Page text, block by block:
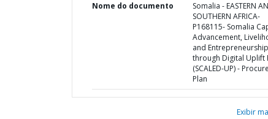
Nome do documento
Somalia - EASTERN
SOUTHERN AFRICA-
P168115- Somalia
Advancement,
and
through Digital Uplift
(SCALED-UP) -
Plan
Exibir